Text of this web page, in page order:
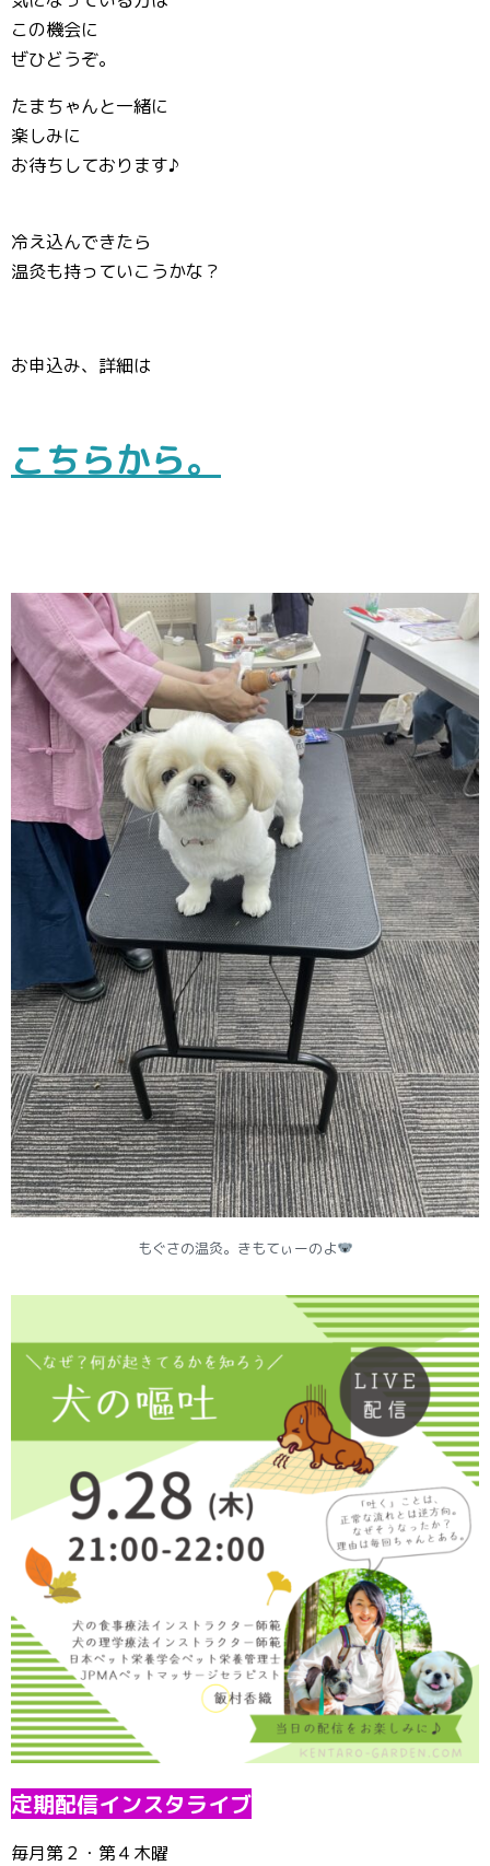
この機会に
ぜひどうぞ。
たまちゃんと一緒に
楽しみに
お待ちしております♪
冷え込んできたら
温灸も持っていこうかな？
お申込み、詳細は
こちらから。
もぐさの温灸。きもてぃーのよ
定期配信インスタライブ
毎月第２・第４木曜